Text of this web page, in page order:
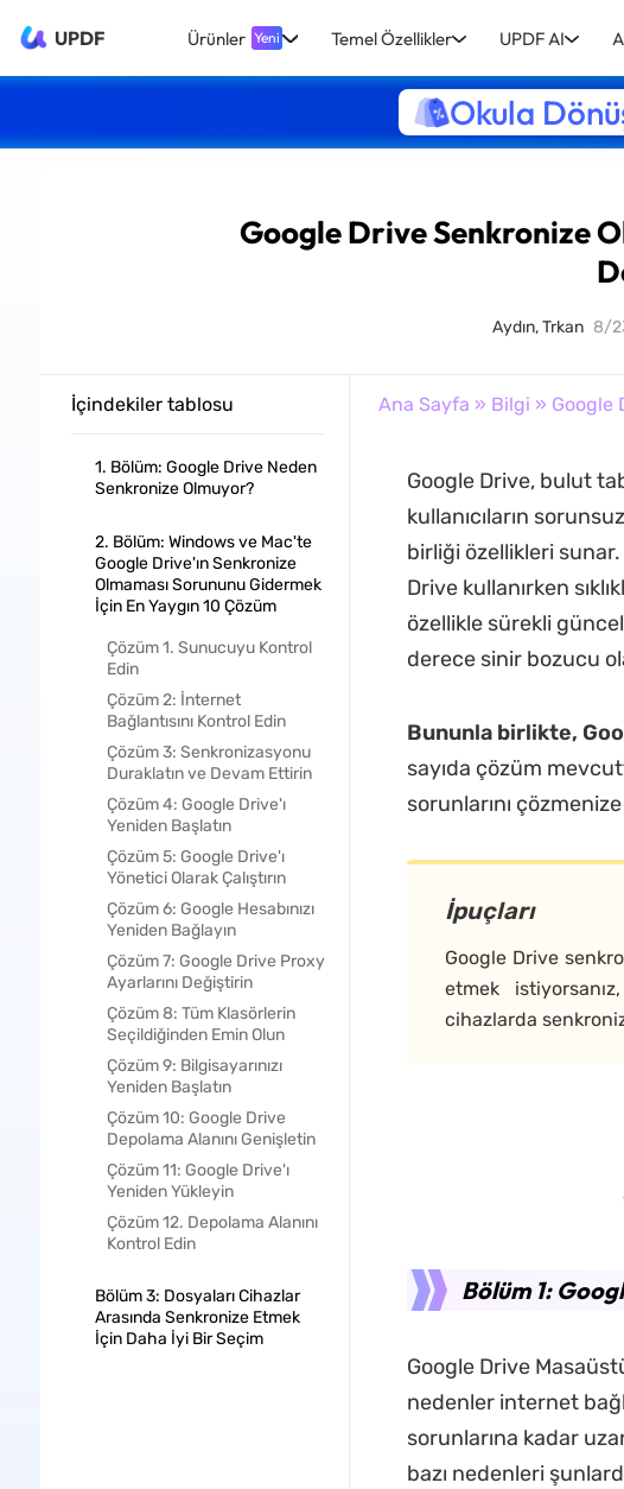
UPDF Ürünler Yeni Temel Özellikler UPDF AI
Okula
Google Drive Senkronize
Aydın, Trkan 8/
İçindekiler tablosu
1. Bölüm: Google Drive Neden
Senkronize Olmuyor?
2. Bölüm: Windows ve Mac'te
Google Drive'ın Senkronize
Olmaması Sorununu Gidermek
İçin En Yaygın 10 Çözüm
Çözüm 1. Sunucuyu Kontrol
Edin
Çözüm 2: İnternet
Bağlantısını Kontrol Edin
Çözüm 3: Senkronizasyonu
Duraklatın ve Devam Ettirin
Çözüm 4: Google Drive'ı
Yeniden Başlatın
Çözüm 5: Google Drive'ı
Yönetici Olarak Çalıştırın
Çözüm 6: Google Hesabınızı
Yeniden Bağlayın
Çözüm 7: Google Drive Proxy
Ayarlarını Değiştirin
Çözüm 8: Tüm Klasörlerin
Seçildiğinden Emin Olun
Çözüm 9: Bilgisayarınızı
Yeniden Başlatın
Çözüm 10: Google Drive
Depolama Alanını Genişletin
Çözüm 11: Google Drive'ı
Yeniden Yükleyin
Çözüm 12. Depolama Alanını
Kontrol Edin
Bölüm 3: Dosyaları Cihazlar
Arasında Senkronize Etmek
İçin Daha İyi Bir Seçim
Ana Sayfa » Bilgi » Google
Google Drive, bulut
kullanıcıların
birliği özellikleri sunar.
Drive kullanırken
özellikle sürekli
derece sinir bozucu
Bununla birlikte,
sayıda çözüm
sorunlarını
İpuçları
Google Drive
etmek
cihazlarda
Bölüm 1:
Google Drive
nedenler internet
sorunlarına kadar
bazı nedenleri